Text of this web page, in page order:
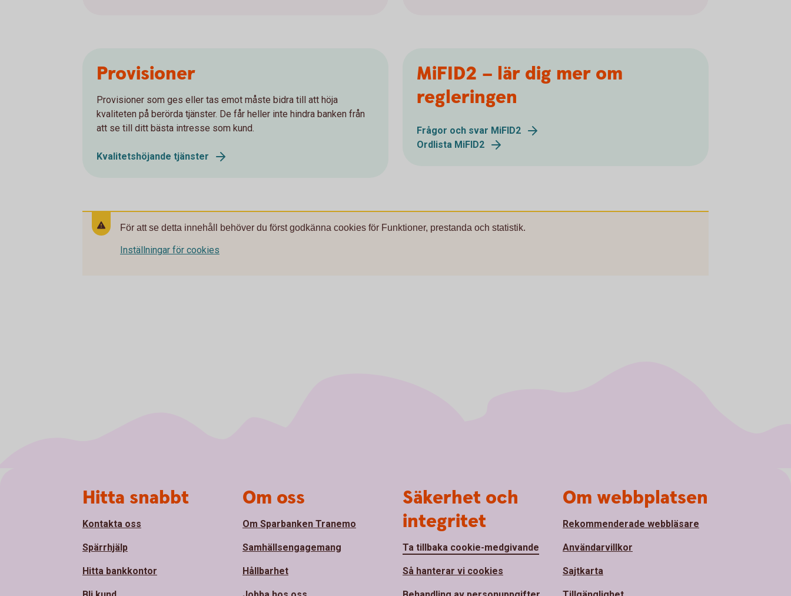
Provisioner
Provisioner som ges eller tas emot måste bidra till att höja
kvaliteten på berörda tjänster. De får heller inte hindra banken från
att se till ditt bästa intresse som kund.
Kvalitetshöjande tjänster
MiFID2 – lär dig mer om
regleringen
Frågor och svar MiFID2
Ordlista MiFID2
För att se detta innehåll behöver du först godkänna cookies för Funktioner, prestanda och statistik.
Inställningar för cookies
Hitta snabbt
Kontakta oss
Spärrhjälp
Hitta bankkontor
Om oss
Om Sparbanken Tranemo
Samhällsengagemang
Hållbarhet
Säkerhet och
integritet
Ta tillbaka cookie-medgivande
Så hanterar vi cookies
Om webbplatsen
Rekommenderade webbläsare
Användarvillkor
Sajtkarta